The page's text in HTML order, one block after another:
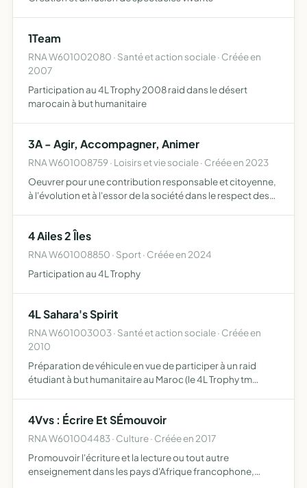
1Team
RNA W601002080 · Santé et action sociale · Créée en
2007
Participation au 4L Trophy 2008 raid dans le désert
marocain à but humanitaire
3A - Agir, Accompagner, Animer
RNA W601008759 · Loisirs et vie sociale · Créée en 2023
Oeuvrer pour une contribution responsable et citoyenne,
à l'évolution et à l'essor de la société dans le respect des
4 Ailes 2 Îles
RNA W601008850 · Sport · Créée en 2024
Participation au 4L Trophy
4L Sahara's Spirit
RNA W601003003 · Santé et action sociale · Créée en
2010
Préparation de véhicule en vue de participer à un raid
étudiant à but humanitaire au Maroc (le 4L Trophy tm
4Vvs : Écrire Et SÉmouvoir
RNA W601004483 · Culture · Créée en 2017
Promouvoir l'écriture et la lecture ou tout autre
enseignement dans les pays d'Afrique francophone,